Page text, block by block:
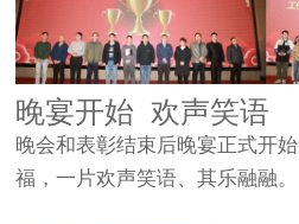
晚宴开始 欢声笑语
晚会和表彰结束后晚宴正式开
福，一片欢声笑语、其乐融融。